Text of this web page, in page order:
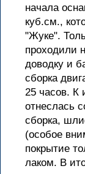
начала
куб.см.,
"Жуке".
проходили
доводку и
сборка
25 часов. К
отнеслась
сборка,
(особое
покрытие
лаком. В